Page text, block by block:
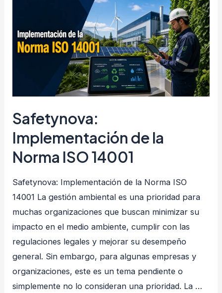
Safetynova:
Implementación de la
Norma ISO 14001
Safetynova: Implementación de la Norma ISO
14001 La gestión ambiental es una prioridad para
muchas organizaciones que buscan minimizar su
impacto en el medio ambiente, cumplir con las
regulaciones legales y mejorar su desempeño
general. Sin embargo, para algunas empresas y
organizaciones, este es un tema pendiente o
simplemente no lo consideran una prioridad. La …